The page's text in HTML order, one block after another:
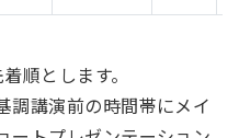
順とします。
調講演前の時間帯にメイ